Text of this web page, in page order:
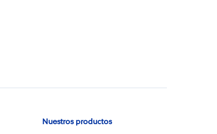
Nuestros productos